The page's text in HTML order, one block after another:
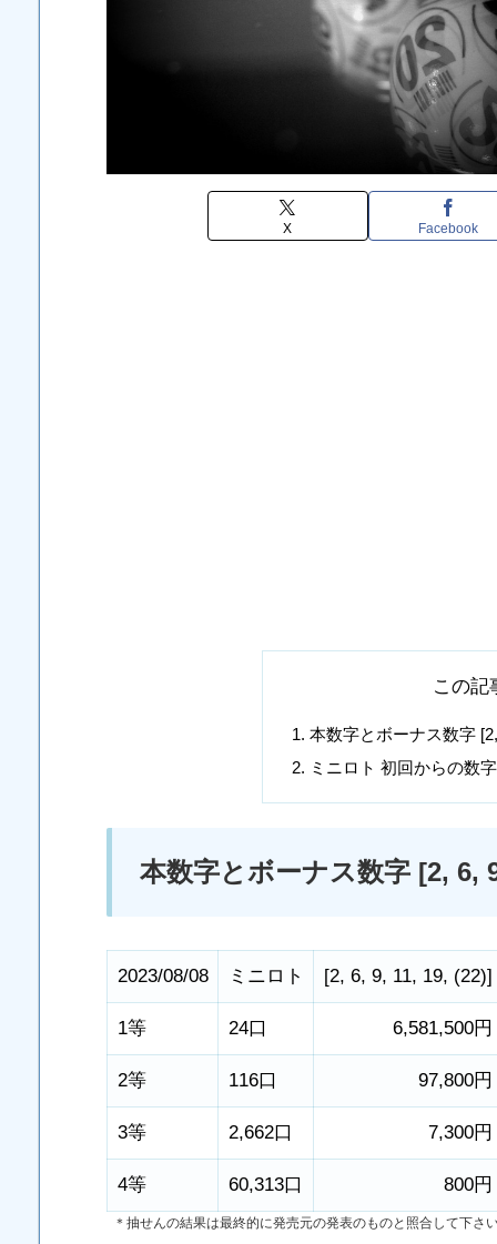
X Facebook
この記
本数字とボーナス数字
ミニロト 初回からの数
本数字とボーナス数字 [2, 6,
2023/08/08 ミニロト [2, 6, 9, 11, 19, (22)]
1等 24口 6,581,500円
2等 116口 97,800円
3等 2,662口 7,300円
4等 60,313口 800円
＊抽せんの結果は最終的に発売元の発表のものと照合して下さ